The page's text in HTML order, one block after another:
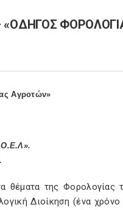
Αγροτών»
θέματα της
Διοίκηση (ένα